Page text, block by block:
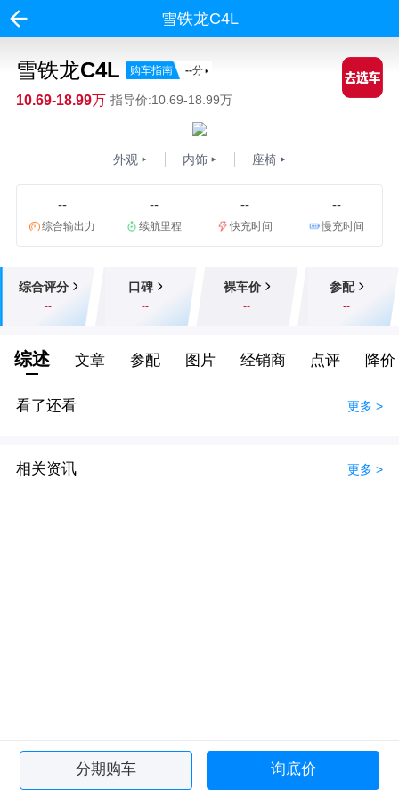
雪铁龙C4L
雪铁龙C4L 购车指南 --分
10.69-18.99万 指导价:10.69-18.99万
外观 内饰 座椅
--
综合输出力
--
续航里程
--
快充时间
--
慢充时间
综合评分
--
口碑
--
裸车价
--
参配
--
综述 文章 参配 图片 经销商 点评 降价
看了还看 更多 >
相关资讯 更多 >
分期购车 询底价